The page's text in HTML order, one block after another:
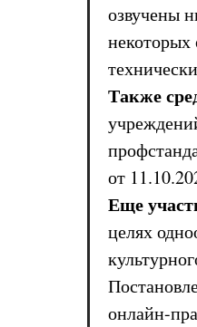
озвучены
некоторых
Также
от
Еще
целях
онлайн-